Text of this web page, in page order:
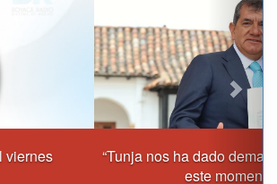
demasiado y no podemos fallarle en